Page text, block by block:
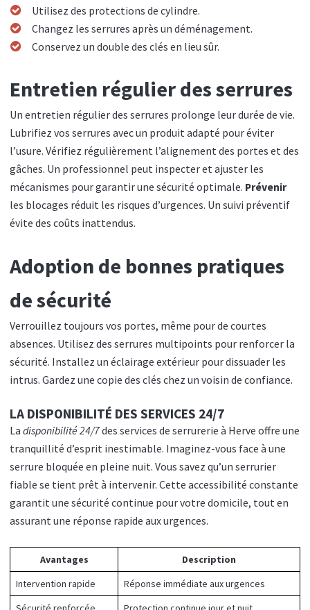
Utilisez des protections de cylindre.
Changez les serrures après un déménagement.
Conservez un double des clés en lieu sûr.
Entretien régulier des serrures
Un entretien régulier des serrures prolonge leur durée de vie.
Lubrifiez vos serrures avec un produit adapté pour éviter
l’usure. Vérifiez régulièrement l’alignement des portes et des
gâches. Un professionnel peut inspecter et ajuster les
mécanismes pour garantir une sécurité optimale. Prévenir
les blocages réduit les risques d’urgences. Un suivi préventif
évite des coûts inattendus.
Adoption de bonnes pratiques
de sécurité
Verrouillez toujours vos portes, même pour de courtes
absences. Utilisez des serrures multipoints pour renforcer la
sécurité. Installez un éclairage extérieur pour dissuader les
intrus. Gardez une copie des clés chez un voisin de confiance.
LA DISPONIBILITÉ DES SERVICES 24/7
La disponibilité 24/7des services de serrurerie à Herve offre une
tranquillité d’esprit inestimable. Imaginez-vous face à une
serrure bloquée en pleine nuit. Vous savez qu’un serrurier
fiable se tient prêt à intervenir. Cette accessibilité constante
garantit une sécurité continue pour votre domicile, tout en
assurant une réponse rapide aux urgences.
Avantages
Description
Intervention rapide
Réponse immédiate aux urgences